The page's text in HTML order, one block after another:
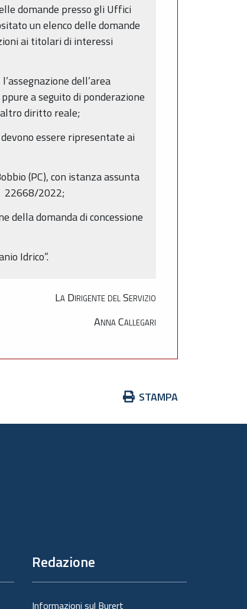
domande presso gli Uffici
un elenco delle domande
ai titolari di interessi
dell’area
a seguito di ponderazione
diritto reale;
essere ripresentate ai
(PC), con istanza assunta
22668/2022;
della domanda di concessione
Idrico”.
La Dirigente del Servizio
Anna Callegari
Azioni
documento
STAMPA
Redazione
Informazioni sul Burert